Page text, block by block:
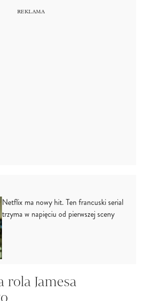
Netflix ma nowy hit. Ten francuski serial
trzyma w napięciu od pierwszej sceny
rola Jamesa